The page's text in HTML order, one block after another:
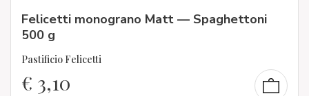
Felicetti monograno Matt — Spaghettoni
500 g
Pastificio Felicetti
€ 3,10